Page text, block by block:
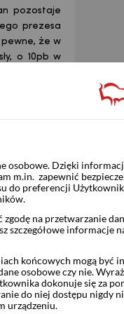
pozostaje
prezesa
pewne, że w
o 10pb w
się też
baryłkę.
zbliżył do
większe
Sądzimy,
oraz
do 4,65.
należy
się i jeszcze
w tym
osobowe. Dzięki
m.in. zapewnić
do preferencji
na przetwarzanie
szczegółowe informacje
końcowych mogą być
osobowe czy nie.
dokonuje się za
do niej dostępu nigdy
urządzeniu.